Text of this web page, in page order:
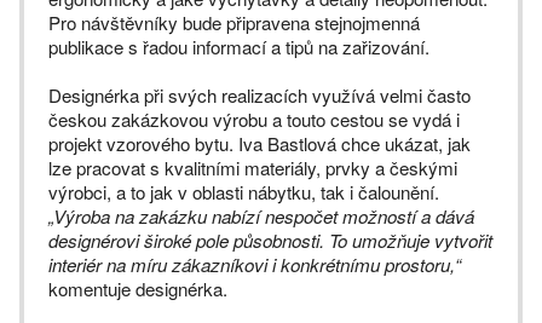
Pro návštěvníky bude připravena stejnojmenná
publikace s řadou informací a tipů na zařizování.
Designérka při svých realizacích využívá velmi často
českou zakázkovou výrobu a touto cestou se vydá i
projekt vzorového bytu. Iva Bastlová chce ukázat, jak
lze pracovat s kvalitními materiály, prvky a českými
výrobci, a to jak v oblasti nábytku, tak i čalounění.
„Výroba na zakázku nabízí nespočet možností a dává
designérovi široké pole působnosti. To umožňuje vytvořit
interiér na míru zákazníkovi i konkrétnímu prostoru,“
komentuje designérka.